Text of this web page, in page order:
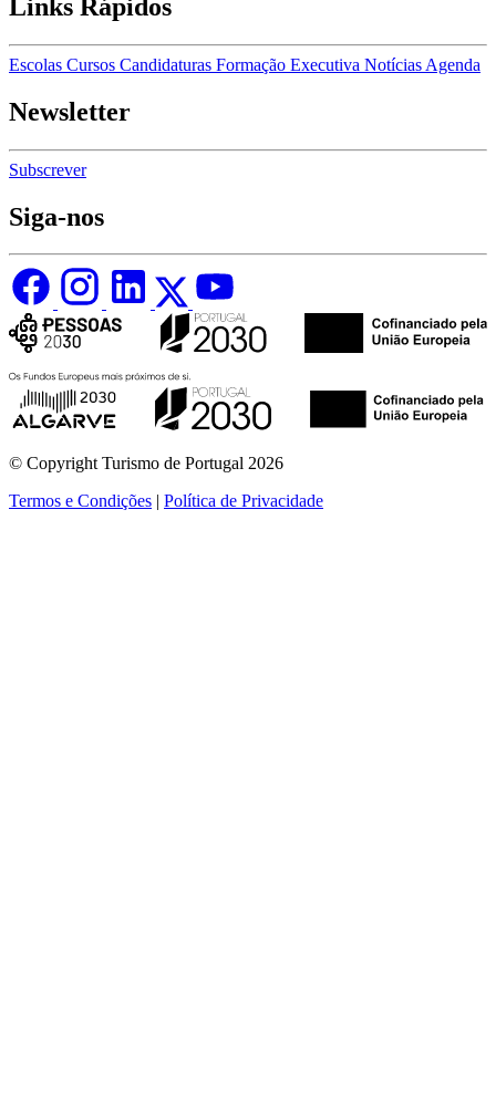
Links Rápidos
Escolas Cursos Candidaturas Formação Executiva Notícias Agenda
Newsletter
Subscrever
Siga-nos
© Copyright Turismo de Portugal 2026
Termos e Condições | Política de Privacidade